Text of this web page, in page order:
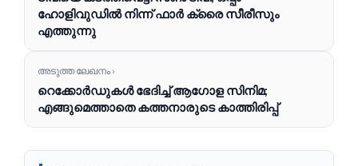
ഹോളിവുഡിൽ നിന്ന് ഫാർ ക്രൈ സീരീസും
എത്തുന്നു
അടുത്ത ലേഖനം ›
റെക്കോർഡുകൾ ഭേദിച്ച് ആഗോള സിനിമ;
എങ്ങുമെത്താതെ കത്തനാരുടെ കാത്തിരിപ്പ്